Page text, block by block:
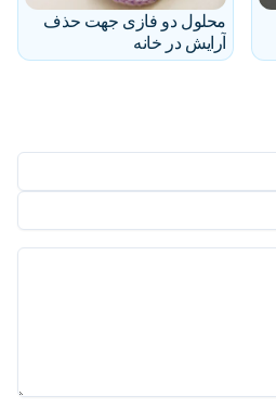
محلول دو فازی جهت حذف
آرایش در خانه